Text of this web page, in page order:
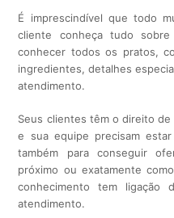
É imprescindível que todo
cliente conheça tudo
conhecer todos os pratos,
ingredientes, detalhes
atendimento.
Seus clientes têm o direito
e sua equipe precisam
também para conseguir
próximo ou exatamente
conhecimento tem ligação
atendimento.